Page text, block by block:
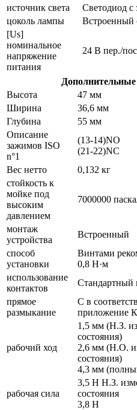
источник света
Светодиод с
цоколь лампы
Встроенный
[Us]
номинальное
напряжение
питания
24 В пер./
Высота
47 мм
Ширина
36,6 мм
Глубина
55 мм
Описание
зажимов ISO
n°1
(13-14)NO
(21-22)NC
Вес нетто
0,132 кг
стойкость к
мойке под
высоким
давлением
7000000
монтаж
устройства
Встроенный
способ
установки
Винтами
0,8 Н·м
использование
контактов
Стандартный
прямое
размыкание
С в
приложение К
рабочий ход
1,5 мм (Н.З.
состояния)
2,6 мм (Н.О.
состояния)
4,3 мм
рабочая сила
3,5 Н Н.З.
состояния
3,8 Н